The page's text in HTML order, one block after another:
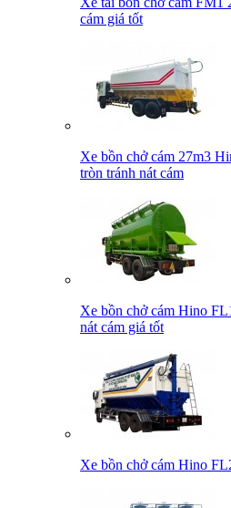
cám giá tốt
Xe bồn chở cám 27m3
tròn tránh nát cám
Xe bồn chở cám Hino
nát cám giá tốt
Xe bồn chở cám Hino